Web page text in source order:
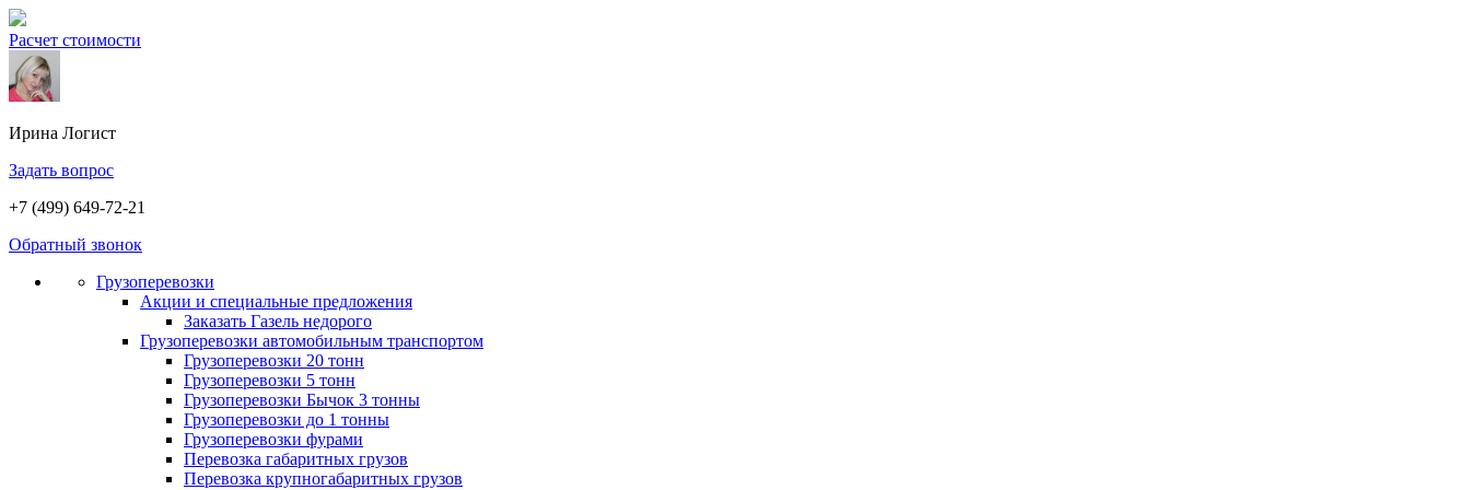
Расчет стоимости
Ирина Логист
Задать вопрос
+7 (499) 649-72-21
Обратный звонок
Грузоперевозки
Акции и специальные предложения
Заказать Газель недорого
Грузоперевозки автомобильным транспортом
Грузоперевозки 20 тонн
Грузоперевозки 5 тонн
Грузоперевозки Бычок 3 тонны
Грузоперевозки до 1 тонны
Грузоперевозки фурами
Перевозка габаритных грузов
Перевозка крупногабаритных грузов